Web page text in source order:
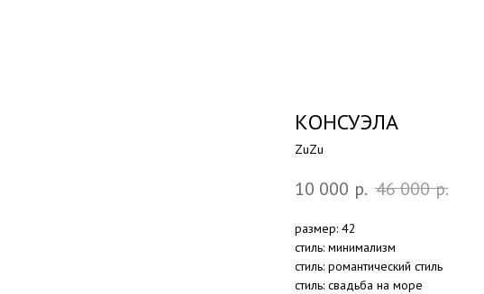
КОНСУЭЛА
ZuZu
10 000 р. 46 000 р.
размер: 42
стиль: минимализм
стиль: романтический стиль
стиль: свадьба на море